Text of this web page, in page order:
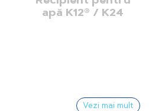
apă K12® / K24
Vezi mai mult